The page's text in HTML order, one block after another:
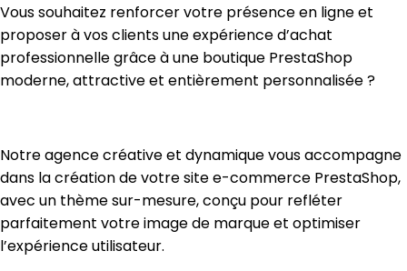
Vous souhaitez renforcer votre présence en ligne et
proposer à vos clients une expérience d’achat
professionnelle grâce à une boutique PrestaShop
moderne, attractive et entièrement personnalisée ?
Notre agence créative et dynamique vous accompagne
dans la création de votresite e-commerce PrestaShop,
avec un thème sur-mesure, conçu pour refléter
parfaitement votre image de marque et optimiser
l’expérience utilisateur.